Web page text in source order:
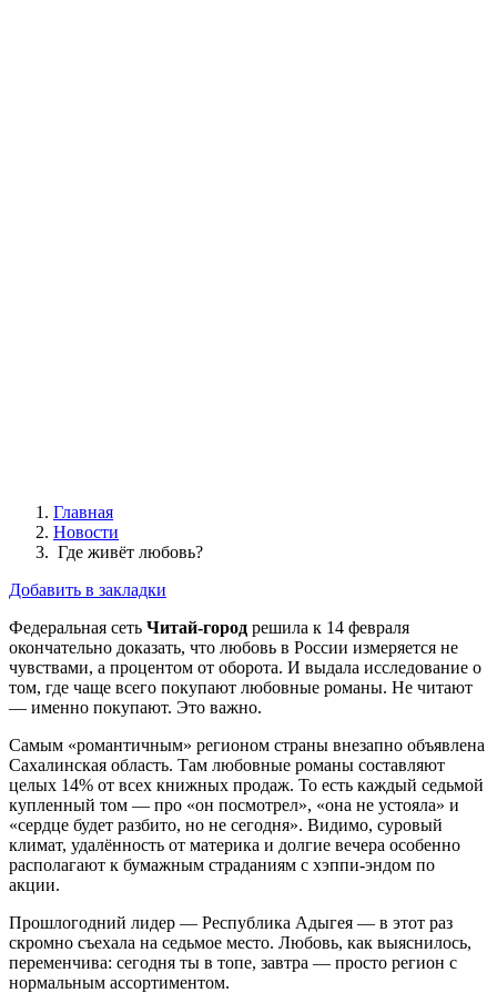
Главная
Новости
​ Где живёт любовь?
Добавить в закладки
Федеральная сеть Читай-город решила к 14 февраля
окончательно доказать, что любовь в России измеряется не
чувствами, а процентом от оборота. И выдала исследование о
том, где чаще всего покупают любовные романы. Не читают
— именно покупают. Это важно.
Самым «романтичным» регионом страны внезапно объявлена
Сахалинская область. Там любовные романы составляют
целых 14% от всех книжных продаж. То есть каждый седьмой
купленный том — про «он посмотрел», «она не устояла» и
«сердце будет разбито, но не сегодня». Видимо, суровый
климат, удалённость от материка и долгие вечера особенно
располагают к бумажным страданиям с хэппи-эндом по
акции.
Прошлогодний лидер — Республика Адыгея — в этот раз
скромно съехала на седьмое место. Любовь, как выяснилось,
переменчива: сегодня ты в топе, завтра — просто регион с
нормальным ассортиментом.